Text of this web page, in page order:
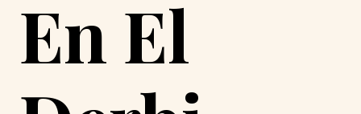
En El